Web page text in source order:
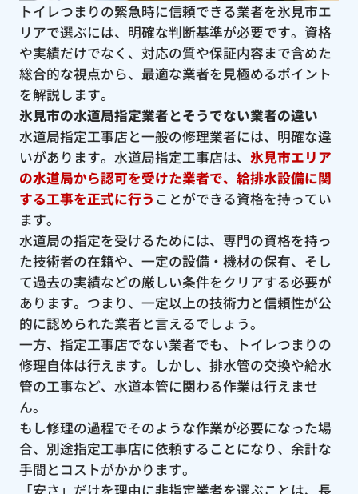
トイレつまりの緊急時に信頼できる業者を氷見市エ
リアで選ぶには、明確な判断基準が必要です。資格
や実績だけでなく、対応の質や保証内容まで含めた
総合的な視点から、最適な業者を見極めるポイント
を解説します。
氷見市の水道局指定業者とそうでない業者の違い
水道局指定工事店と一般の修理業者には、明確な違
いがあります。水道局指定工事店は、 氷見市エリア
の水道局から認可を受けた業者で、給排水設備に関
する工事を正式に行う ことができる資格を持ってい
ます。
水道局の指定を受けるためには、専門の資格を持っ
た技術者の在籍や、一定の設備・機材の保有、そし
て過去の実績などの厳しい条件をクリアする必要が
あります。つまり、一定以上の技術力と信頼性が公
的に認められた業者と言えるでしょう。
一方、指定工事店でない業者でも、トイレつまりの
修理自体は行えます。しかし、排水管の交換や給水
管の工事など、水道本管に関わる作業は行えませ
ん。
もし修理の過程でそのような作業が必要になった場
合、別途指定工事店に依頼することになり、余計な
手間とコストがかかります。
「安さ」だけを理由に非指定業者を選ぶことは、長